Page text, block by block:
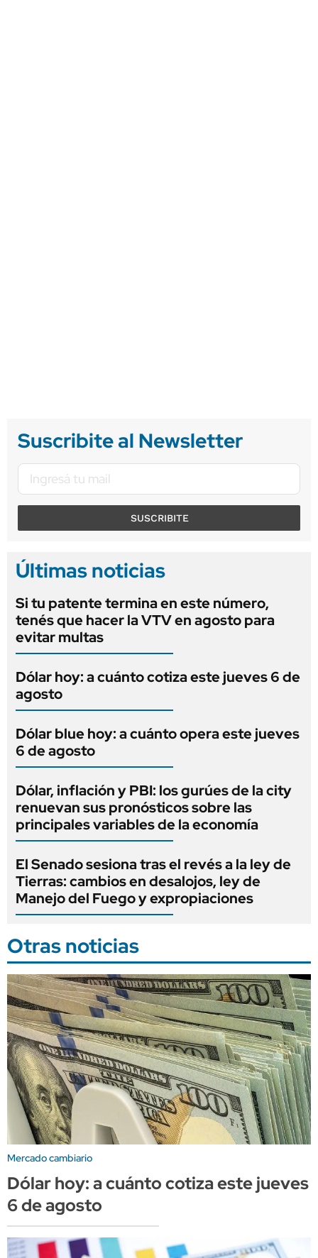
Suscribite al Newsletter
SUSCRIBITE
Últimas noticias
Si tu patente termina en este número,
tenés que hacer la VTV en agosto para
evitar multas
Dólar hoy: a cuánto cotiza este jueves 6 de
agosto
Dólar blue hoy: a cuánto opera este jueves
6 de agosto
Dólar, inflación y PBI: los gurúes de la city
renuevan sus pronósticos sobre las
principales variables de la economía
El Senado sesiona tras el revés a la ley de
Tierras: cambios en desalojos, ley de
Manejo del Fuego y expropiaciones
Otras noticias
Mercado cambiario
Dólar hoy: a cuánto cotiza este jueves
6 de agosto